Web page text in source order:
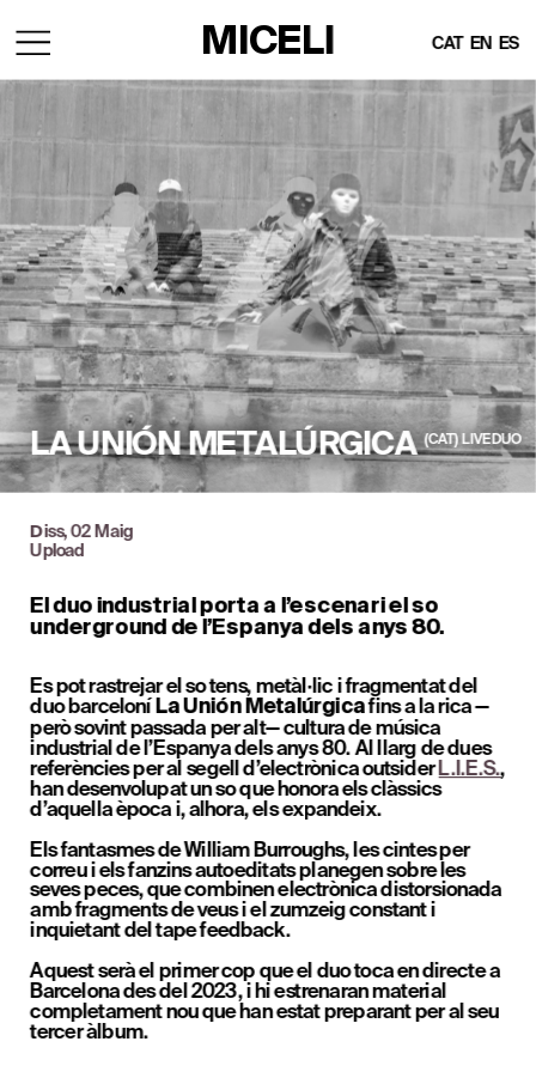
LA UNIÓN METALÚRGICA (CAT)  LIVE DUO
MICELI CAT EN ES
Diss, 02 Maig
Upload
El duo industrial porta a l’escenari el so
underground de l’Espanya dels anys 80.
Es pot rastrejar el so tens, metàl·lic i fragmentat del
duo barceloní La Unión Metalúrgica fins a la rica —
però sovint passada per alt— cultura de música
industrial de l’Espanya dels anys 80. Al llarg de dues
referències per al segell d’electrònica outsider L.I.E.S.,
han desenvolupat un so que honora els clàssics
d’aquella època i, alhora, els expandeix.
Els fantasmes de William Burroughs, les cintes per
correu i els fanzins autoeditats planegen sobre les
seves peces, que combinen electrònica distorsionada
amb fragments de veus i el zumzeig constant i
inquietant del tape feedback.
Aquest serà el primer cop que el duo toca en directe a
Barcelona des del 2023, i hi estrenaran material
completament nou que han estat preparant per al seu
tercer àlbum.